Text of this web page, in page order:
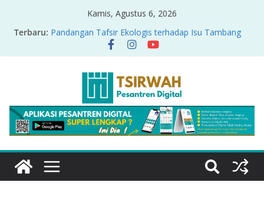
Kamis, Agustus 6, 2026
Terbaru: Pandangan Tafsir Ekologis terhadap Isu Tambang
Nikel di Raja Ampat
PRODUK RELASI KUASA-IDIOLOGI PADA TAFSIR
Sirah Nabawiyah
Oversharing dan Privasi dalam Al-Qur’an: “Ketika
Ayat Bicara Soal Curhat di Sosmed”
Menyikapi Fatherless, Kisah Lukman Menjadi
Cerminan